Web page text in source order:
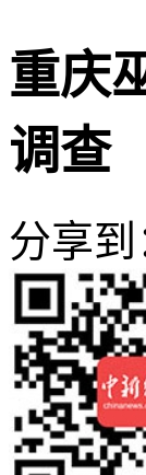
重庆
调查
分享到